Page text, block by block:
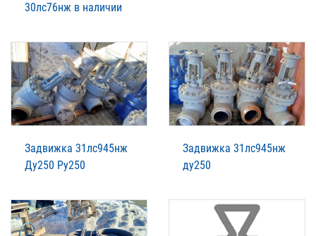
30лс76нж в наличии
Задвижка 31лс945нж
Ду250 Ру250
Задвижка 31лс945нж
ду250